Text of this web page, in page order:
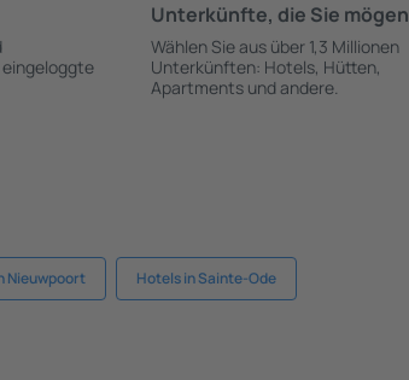
Unterkünfte, die Sie mögen
Wählen Sie aus über 1,3 Millionen
Unterkünften: Hotels, Hütten,
Apartments und andere.
Nieuwpoort Hotels in Sainte-Ode